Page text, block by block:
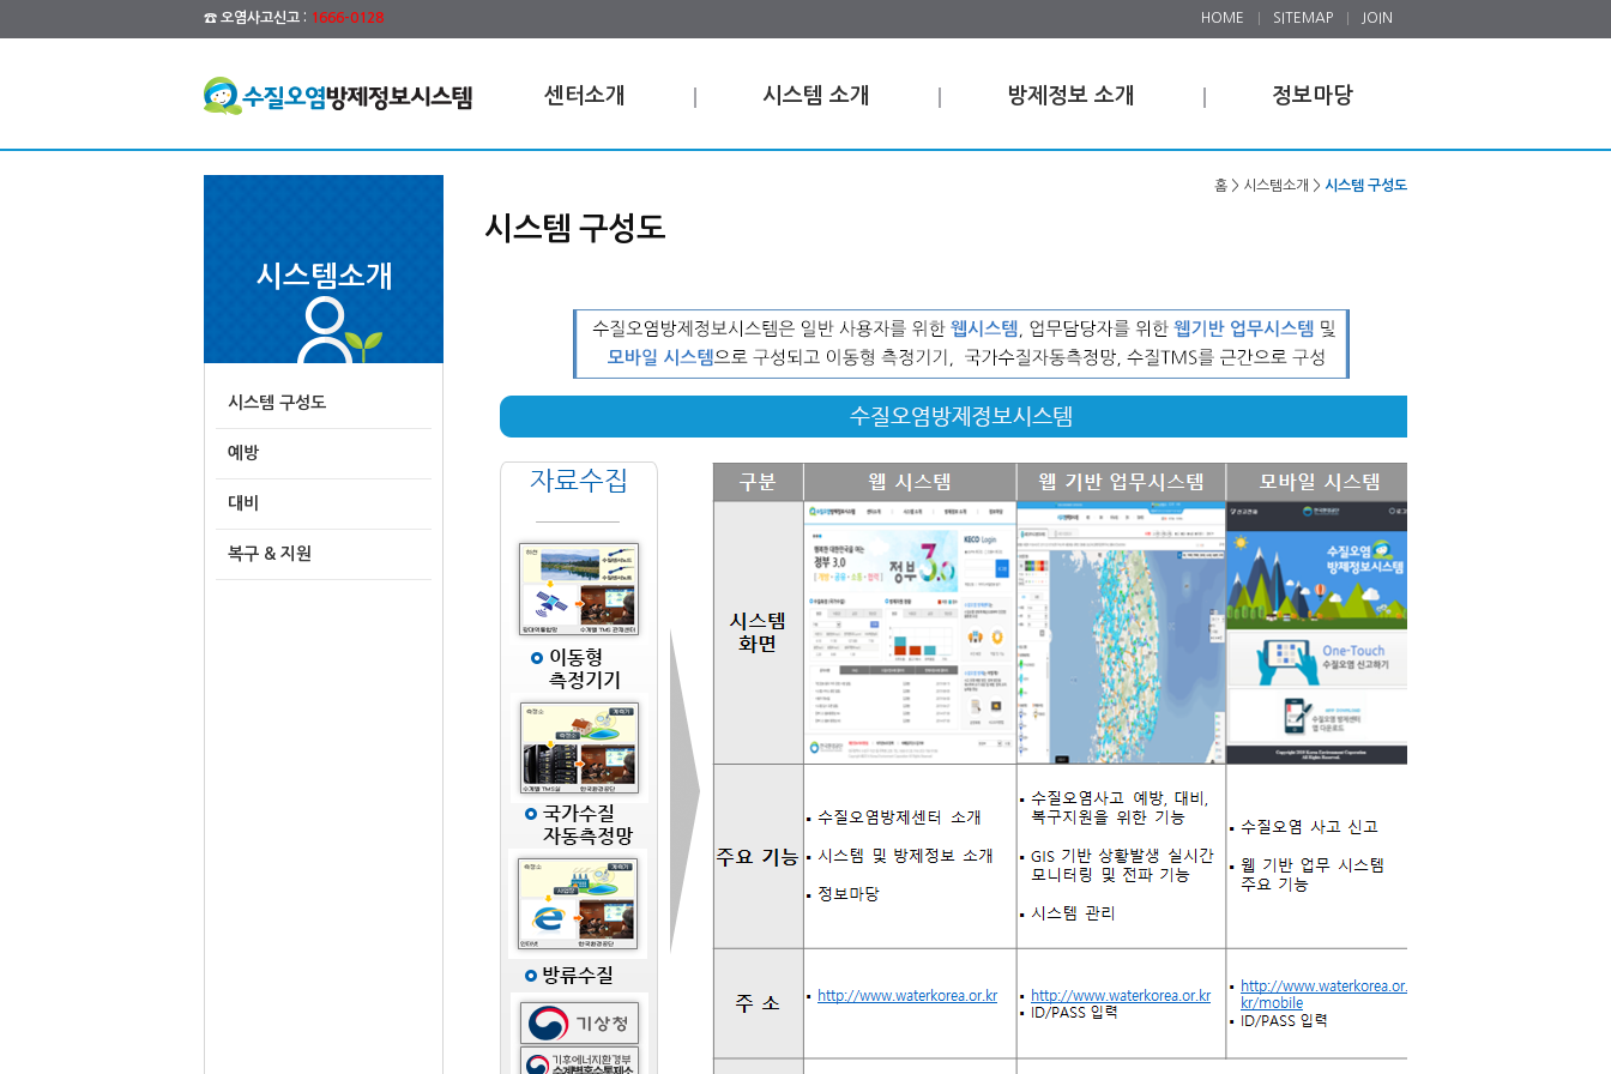
☎ 오염사고신고 : 1666-0128 HOME SITEMAP JOIN
센터소개 시스템 소개 방제정보 소개 정보마당
시스템소개
시스템 구성도
예방
대비
복구 & 지원
홈 > 시스템소개 > 시스템 구성도
시스템 구성도